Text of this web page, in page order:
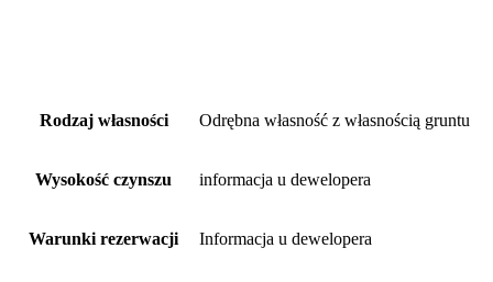
Rodzaj własności Odrębna własność z własnością gruntu
Wysokość czynszu informacja u dewelopera
Warunki rezerwacji Informacja u dewelopera